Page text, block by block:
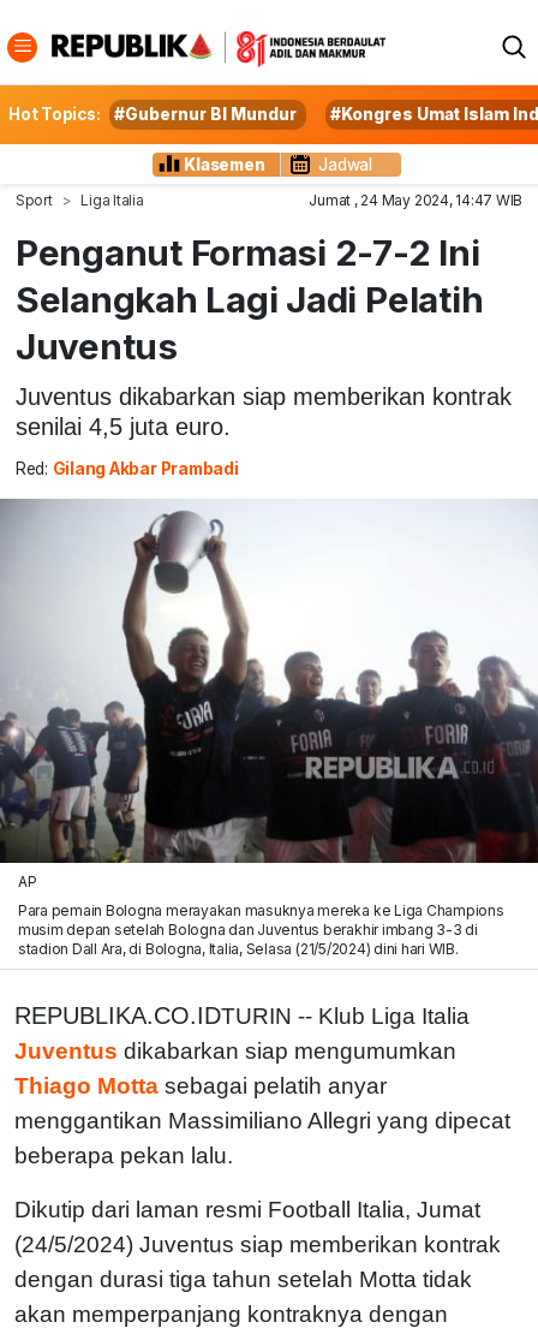
Hot Topics: #Gubernur BI Mundur #Kongres Umat Islam
Klasemen Jadwal
Sport Liga Italia Jumat , 24 May 2024, 14:47 WIB
Penganut Formasi 2-7-2 Ini
Selangkah Lagi Jadi Pelatih
Juventus
Juventus dikabarkan siap memberikan kontrak
senilai 4,5 juta euro.
Red: Gilang Akbar Prambadi
AP
Para pemain Bologna merayakan masuknya mereka ke Liga Champions
musim depan setelah Bologna dan Juventus berakhir imbang 3-3 di
stadion Dall Ara, di Bologna, Italia, Selasa (21/5/2024) dini hari WIB.
REPUBLIKA.CO.IDTURIN -- Klub Liga Italia
Juventus dikabarkan siap mengumumkan
Thiago Motta sebagai pelatih anyar
menggantikan Massimiliano Allegri yang dipecat
beberapa pekan lalu.
Dikutip dari laman resmi Football Italia, Jumat
(24/5/2024) Juventus siap memberikan kontrak
dengan durasi tiga tahun setelah Motta tidak
akan memperpanjang kontraknya dengan